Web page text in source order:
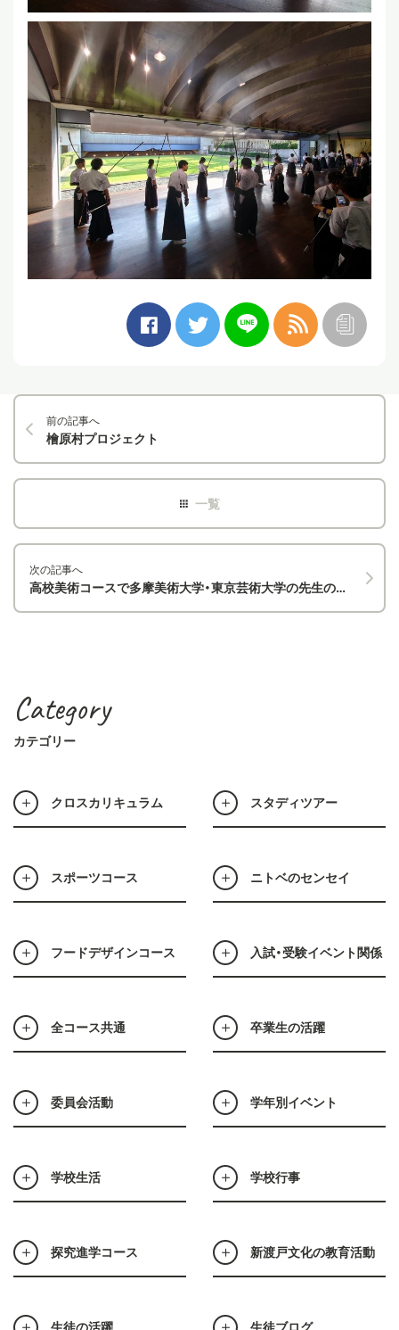
前の記事へ
檜原村プロジェクト
次の記事へ
高校美術コースで多摩美術大学・東京芸術大学の先生の講義を実施しました
Category
カテゴリー
クロスカリキュラム スタディツアー
スポーツコース ニトベのセンセイ
フードデザインコース 入試・受験イベント関係
全コース共通 卒業生の活躍
委員会活動 学年別イベント
学校生活 学校行事
探究進学コース 新渡戸文化の教育活動